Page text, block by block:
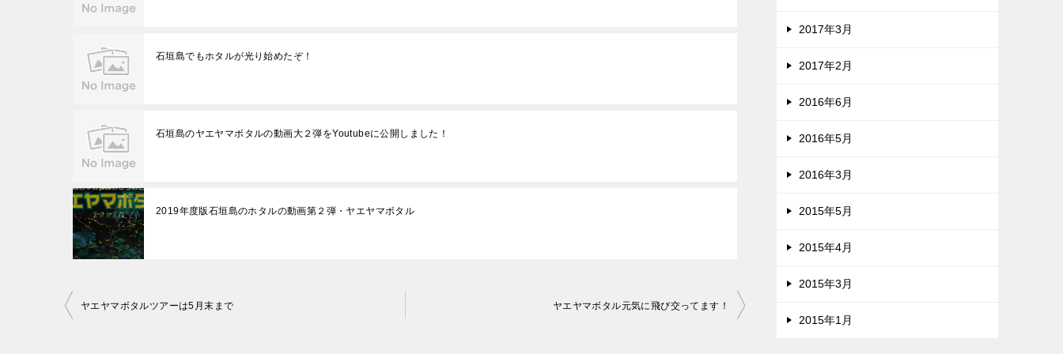
石垣島でもホタルが光り始めたぞ！
石垣島のヤエヤマボタルの動画大２弾をYoutubeに公開しました！
2019年度版石垣島のホタルの動画第２弾・ヤエヤマボタル
投
ヤエヤマボタルツアーは5月末まで ヤエヤマボタル元気に飛び交ってます！
2017年3月
2017年2月
2016年6月
2016年5月
2016年3月
2015年5月
2015年4月
2015年3月
2015年1月